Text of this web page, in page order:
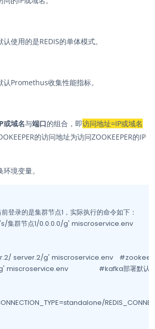
使用的是REDIS的单体模式。
Promethus收集性能指标。
或域名与端口的组合，即访问地址=IP或域名
的访问地址为访问ZOOKEEPER的IP
境变量。
登录的是集群节点1，实际执行的命令如下：
集群节点1/0.0.0.0/g' miscroservice.env
server.2/g' miscroservice.env   #zookeeper
#kafka部署默认只